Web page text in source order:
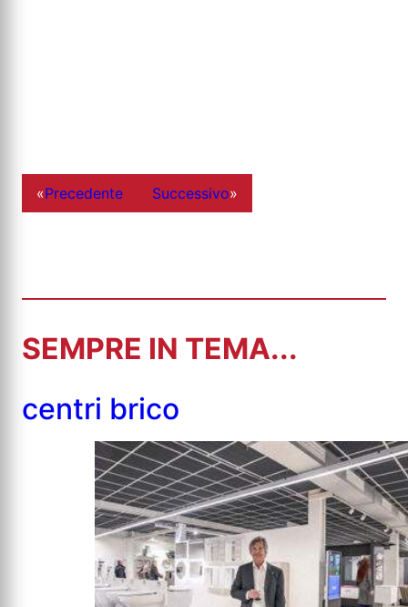
«Precedente Successivo»
SEMPRE IN TEMA...
centri brico